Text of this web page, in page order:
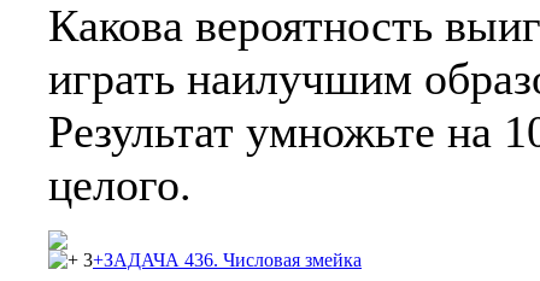
Какова вероятность
играть наилучшим
Результат умножьте на
целого.
3+ЗАДАЧА 436. Числовая змейка